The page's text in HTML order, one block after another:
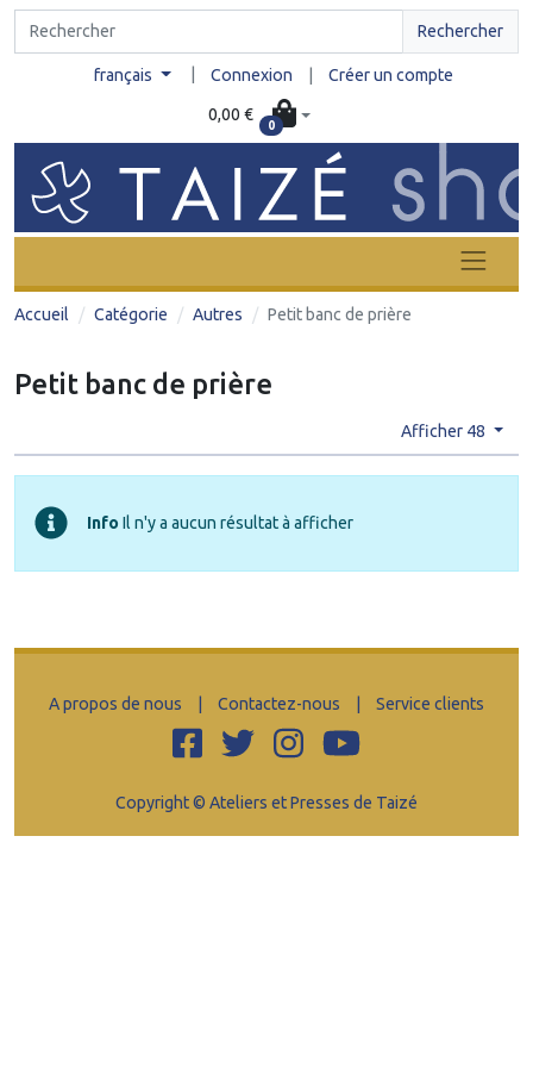
Rechercher
français Connexion Créer un compte
0,00 €
0
Accueil Catégorie Autres Petit banc de prière
Petit banc de prière
Afficher 48
InfoIl n'y a aucun résultat à afficher
A propos de nous Contactez-nous Service clients
Copyright © Ateliers et Presses de Taizé